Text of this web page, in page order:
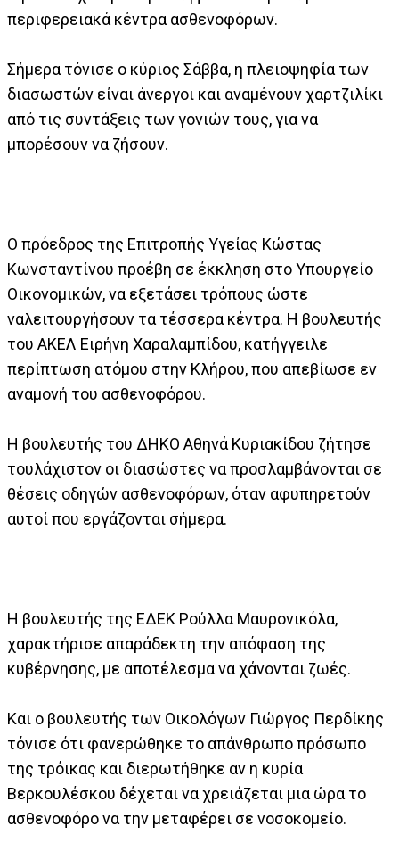
περιφερειακά κέντρα ασθενοφόρων.
Σήμερα τόνισε ο κύριος Σάββα, η πλειοψηφία των
διασωστών είναι άνεργοι και αναμένουν χαρτζιλίκι
από τις συντάξεις των γονιών τους, για να
μπορέσουν να ζήσουν.
Ο πρόεδρος της Επιτροπής Υγείας Κώστας
Κωνσταντίνου προέβη σε έκκληση στο Υπουργείο
Οικονομικών, να εξετάσει τρόπους ώστε
ναλειτουργήσουν τα τέσσερα κέντρα. Η βουλευτής
του ΑΚΕΛ Ειρήνη Χαραλαμπίδου, κατήγγειλε
περίπτωση ατόμου στην Κλήρου, που απεβίωσε εν
αναμονή του ασθενοφόρου.
Η βουλευτής του ΔΗΚΟ Αθηνά Κυριακίδου ζήτησε
τουλάχιστον οι διασώστες να προσλαμβάνονται σε
θέσεις οδηγών ασθενοφόρων, όταν αφυπηρετούν
αυτοί που εργάζονται σήμερα.
Η βουλευτής της ΕΔΕΚ Ρούλλα Μαυρονικόλα,
χαρακτήρισε απαράδεκτη την απόφαση της
κυβέρνησης, με αποτέλεσμα να χάνονται ζωές.
Και ο βουλευτής των Οικολόγων Γιώργος Περδίκης
τόνισε ότι φανερώθηκε το απάνθρωπο πρόσωπο
της τρόικας και διερωτήθηκε αν η κυρία
Βερκουλέσκου δέχεται να χρειάζεται μια ώρα το
ασθενοφόρο να την μεταφέρει σε νοσοκομείο.